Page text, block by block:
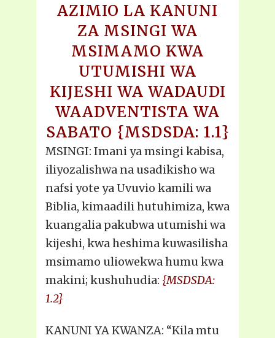
AZIMIO LA KANUNI
ZA MSINGI WA
MSIMAMO KWA
UTUMISHI WA
KIJESHI WA WADAUDI
WAADVENTISTA WA
SABATO {MSDSDA: 1.1}
MSINGI: Imani ya msingi kabisa,
iliyozalishwa na usadikisho wa
nafsi yote ya Uvuvio kamili wa
Biblia, kimaadili hutuhimiza, kwa
kuangalia pakubwa utumishi wa
kijeshi, kwa heshima kuwasilisha
msimamo uliowekwa humu kwa
makini; kushuhudia: {MSDSDA:
1.2}
KANUNI YA KWANZA: “Kila mtu